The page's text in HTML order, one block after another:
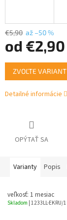
€5,90 až –50 %
od €2,90
Jednotková
cena:
ZVOĽTE VARIANT
Detailné informácie
OPÝTAŤ SA
Varianty Popis
veľkosť: 1 mesiac
Skladom | 1233LL-EKRU/1